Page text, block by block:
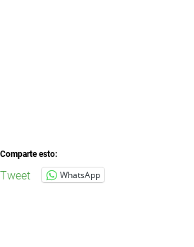
Comparte esto:
Tweet WhatsApp